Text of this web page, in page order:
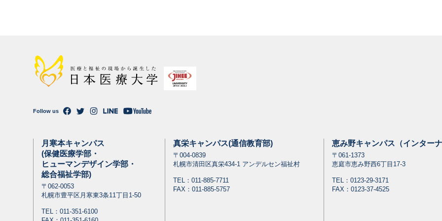
Follow us
月寒本キャンパス
(保健医療学部・
ヒューマンデザイン学部・
総合福祉学部)
〒062-0053
札幌市豊平区月寒東3条11丁目1-50
TEL：011-351-6100
真栄キャンパス(通信教育部)
〒004-0839
札幌市清田区真栄434-1 アンデルセン福祉村
TEL：011-885-7711
FAX：011-885-5757
恵み野キャンパス（インター
〒061-1373
恵庭市恵み野西6丁目17-3
TEL：0123-29-3171
FAX：0123-37-4525